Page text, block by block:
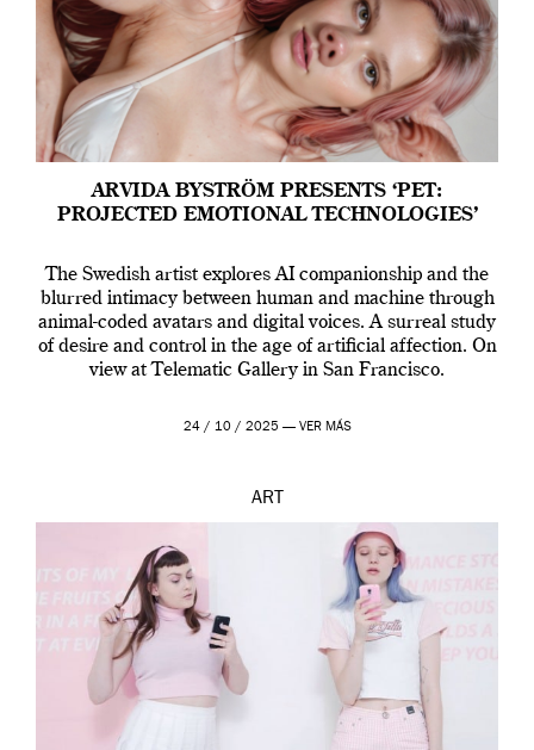
ARVIDA BYSTRÖM PRESENTS ‘PET:
PROJECTED EMOTIONAL TECHNOLOGIES’
The Swedish artist explores AI companionship and the
blurred intimacy between human and machine through
animal-coded avatars and digital voices. A surreal study
of desire and control in the age of artificial affection. On
view at Telematic Gallery in San Francisco.
24 / 10 / 2025 — VER MÁS
ART